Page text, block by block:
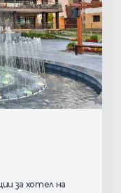
за хотел на